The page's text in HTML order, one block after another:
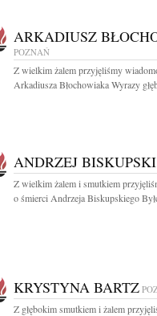
ARKADIUSZ
POZNAŃ
Z wielkim żalem przyjęliśmy
Arkadiusza Błochowiaka Wyrazy
ANDRZEJ BISKUPSKI
Z wielkim żalem i smutkiem
o śmierci Andrzeja Biskupskiego
KRYSTYNA BARTZ
Z głębokim smutkiem i żalem